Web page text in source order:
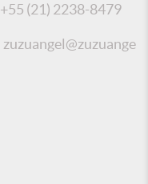
+55 (21) 2238-8479